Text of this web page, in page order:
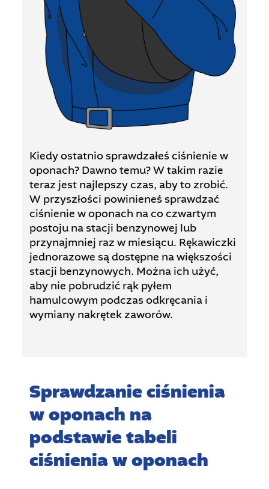
Kiedy ostatnio sprawdzałeś ciśnienie w
oponach? Dawno temu? W takim razie
teraz jest najlepszy czas, aby to zrobić.
W przyszłości powinieneś sprawdzać
ciśnienie w oponach na co czwartym
postoju na stacji benzynowej lub
przynajmniej raz w miesiącu. Rękawiczki
jednorazowe są dostępne na większości
stacji benzynowych. Można ich użyć,
aby nie pobrudzić rąk pyłem
hamulcowym podczas odkręcania i
wymiany nakrętek zaworów.
Sprawdzanie ciśnienia
w oponach na
podstawie tabeli
ciśnienia w oponach